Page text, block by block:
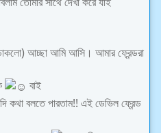
আচ্ছা আমি আসি। আমার ফ্রেন্ডরা
বাই
কথা বলতে পারতাম!! এই ডেভিল ফ্রেন্ড